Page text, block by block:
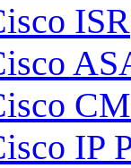
ISR
IP